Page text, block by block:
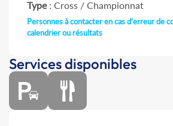
Type: Cross / Championnat
Personnes à contacter en cas d'erreur de
calendrier ou résultats
Services disponibles